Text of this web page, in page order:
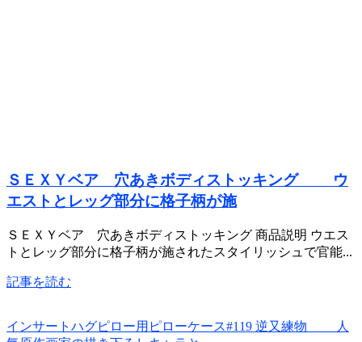
ＳＥＸＹベア 穴あきボディストッキング ウ
エストとレッグ部分に格子柄が施
ＳＥＸＹベア 穴あきボディストッキング 商品説明 ウエス
トとレッグ部分に格子柄が施されたスタイリッシュで官能...
記事を読む
インサートハグピロー用ピローケース#119 逆又練物 人